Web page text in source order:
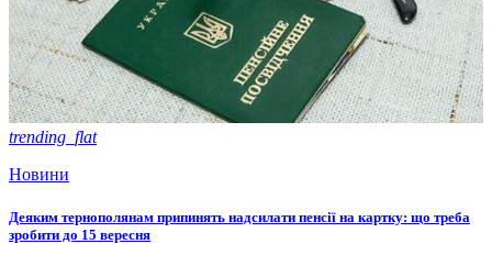
trending_flat
Новини
Деяким тернополянам припинять надсилати пенсії на картку: що треба
зробити до 15 вересня